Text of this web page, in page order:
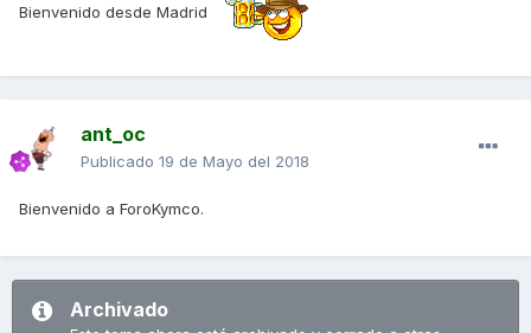
Bienvenido desde Madrid
ant_oc
Publicado 19 de Mayo del 2018
Bienvenido a ForoKymco.
Archivado